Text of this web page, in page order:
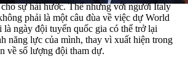
sự hài hước. Thế nhưng với người Italy
phải là một câu đùa về việc dự World
ngày đội tuyển quốc gia có thể trở lại
năng lực của mình, thay vì xuất hiện trong
về số lượng đội tham dự.